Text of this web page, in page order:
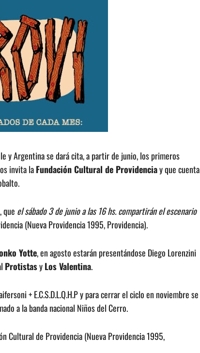
y Argentina se dará cita, a partir de junio, los primeros
invita laFundación Cultural de Providenciay que cuenta
, que el sábado 3 de junio a las 16 hs. compartirán el escenario
(Nueva Providencia 1995, Providencia).
Yotte, en agosto estarán presentándose Diego Lorenzini
ProtistasyLos Valentina.
+ E.C.S.D.L.Q.H.P y para cerrar el ciclo en noviembre se
a la banda nacional Niños del Cerro.
Cultural de Providencia (Nueva Providencia 1995,